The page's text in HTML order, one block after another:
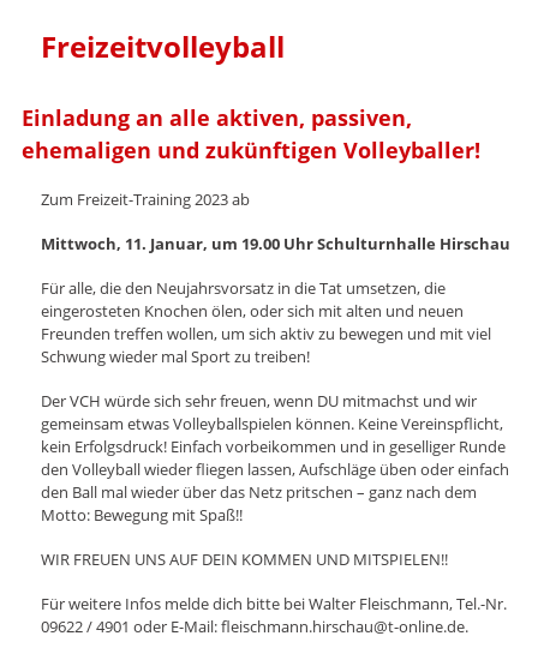
Unser
Über
den
Vorstandschaft
Homepage
Freizeitvolleyball
Einladung an alle aktiven, passiven,
ehemaligen und zukünftigen Volleyballer!
Zum Freizeit-Training 2023 ab
Mittwoch, 11. Januar, um 19.00 Uhr Schulturnhalle Hirschau
Für alle, die den Neujahrsvorsatz in die Tat umsetzen, die
eingerosteten Knochen ölen, oder sich mit alten und neuen
Freunden treffen wollen, um sich aktiv zu bewegen und mit viel
Schwung wieder mal Sport zu treiben!
Der VCH würde sich sehr freuen, wenn DU mitmachst und wir
gemeinsam etwas Volleyballspielen können. Keine Vereinspflicht,
kein Erfolgsdruck! Einfach vorbeikommen und in geselliger Runde
den Volleyball wieder fliegen lassen, Aufschläge üben oder einfach
den Ball mal wieder über das Netz pritschen – ganz nach dem
Motto: Bewegung mit Spaß!!
WIR FREUEN UNS AUF DEIN KOMMEN UND MITSPIELEN!!
Für weitere Infos melde dich bitte bei Walter Fleischmann, Tel.-Nr.
09622 / 4901 oder E-Mail: fleischmann.hirschau@t-online.de.